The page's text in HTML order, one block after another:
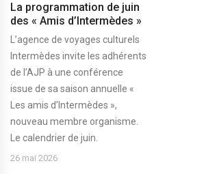
La programmation de juin
des « Amis d’Intermèdes »
L’agence de voyages culturels
Intermèdes invite les adhérents
de l’AJP à une conférence
issue de sa saison annuelle «
Les amis d’Intermèdes »,
nouveau membre organisme.
Le calendrier de juin.
26 mai 2026